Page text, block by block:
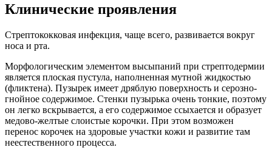
Клинические проявления
Стрептококковая инфекция, чаще всего, развивается вокруг
носа и рта.
Морфологическим элементом высыпаний при стрептодермии
является плоская пустула, наполненная мутной жидкостью
(фликтена). Пузырек имеет дряблую поверхность и серозно-
гнойное содержимое. Стенки пузырька очень тонкие, поэтому
он легко вскрывается, а его содержимое ссыхается и образует
медово-желтые слоистые корочки. При этом возможен
перенос корочек на здоровые участки кожи и развитие там
неестественного процесса.